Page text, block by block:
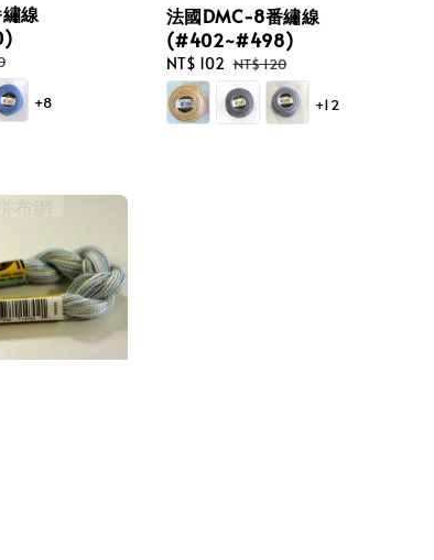
線
+8
法國DMC-8番繡線
(#402~#498)
Sale
price
NT$ 102 Regular
price
NT$ 120
+12